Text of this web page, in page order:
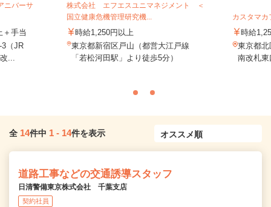
ニバーサ
＋手当
3（JR
...
株式会社 エフエスユニマネジメント ＜
国立健康危機管理研究機...
時給1,250円以上
東京都新宿区戸山（都営大江戸線
「若松河田駅」より徒歩5分）
カスタマ
時給
東京都北
南改札
全 14件中 1 - 14件を表示
道路工事などの交通誘導スタッフ
日清警備東京株式会社 千葉支店
契約社員